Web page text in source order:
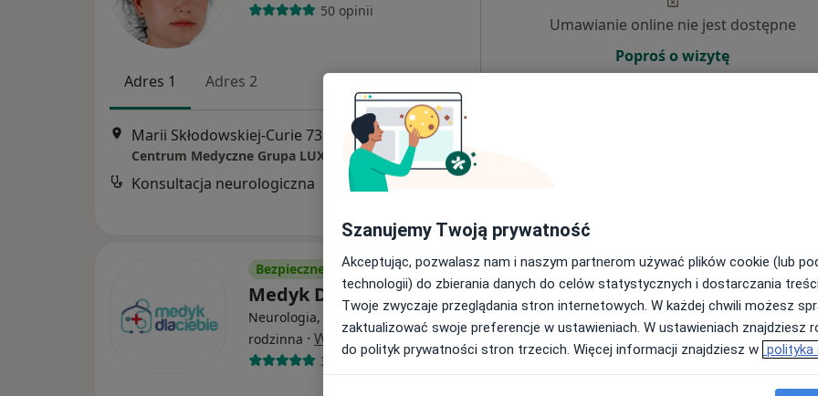
50 opinii
Adres 1 Adres 2
Marii Skłodowskiej-Curie 73, Toruń •Mapa
Centrum Medyczne Grupa LUX MED Toruń - Skłodowskiej-Curie 73
Konsultacja neurologiczna od 319 zł
Umawianie online nie jest dostępne
Poproś o wizytę
Bezpieczne płatności
Medyk Dla Ciebie
Neurologia, Pediatria, Medycyna
rodzinna · Więcej
3547 opinii
Dziś
7 Sie
Jutro
8 Sie
Ndz,
9 Sie
Pon,
10 Sie
Umawianie online nie jest dostępne
Szanujemy Twoją prywatność
Akceptując, pozwalasz nam i naszym partnerom używać plików cookie (lub
technologii) do zbierania danych do celów statystycznych i dostarczania
Twoje zwyczaje przeglądania stron internetowych. W każdej chwili możesz
zaktualizować swoje preferencje w ustawieniach. W ustawieniach znajdziesz
do polityk prywatności stron trzecich. Więcej informacji znajdziesz w polityka